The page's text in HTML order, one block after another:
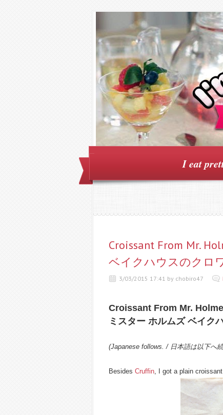
I eat
Croissant From Mr.
ベイクハウスのクロ
3/03/2015 17:41 by chobiro47
Croissant From Mr.
ミスター ホルムズ ベイク
(Japanese follows. / 日本語は以下へ
Besides Cruffin, I got a plain